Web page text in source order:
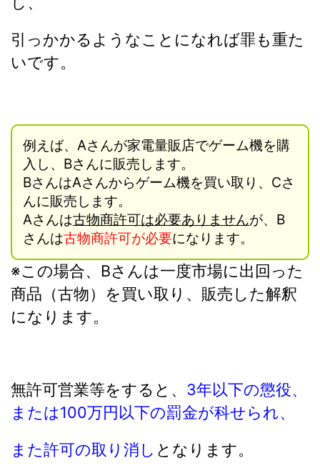
引っかかるようなことになれば罪も重た
いです。
例えば、 Aさんが家電量販店でゲーム機を購
入し、Bさんに販売します。
BさんはAさんからゲーム機を買い取り、Cさ
んに販売します。
Aさんは古物商許可は必要ありませんが、B
さんは古物商許可が必要になります。
※この場合、 Bさんは一度市場に出回った
商品（古物）を買い取り、販売した解釈
になります。
無許可営業等をすると、 3年以下の懲役、
または100万円以下の罰金が科せられ、
また許可の取り消し となります。